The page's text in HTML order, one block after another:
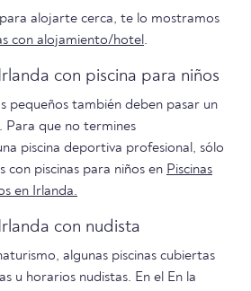
alojarte cerca, te lo mostramos
con alojamiento/hotel .
con piscina para niños
pequeños también deben pasar un
Para que no termines
piscina deportiva profesional, sólo
con piscinas para niños en Piscinas
en Irlanda.
con nudista
algunas piscinas cubiertas
u horarios nudistas. En el En la